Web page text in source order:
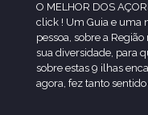
O MELHOR DOS
click ! Um Guia e uma
pessoa, sobre a
sua diversidade, para
sobre estas 9 ilhas
agora, fez tanto